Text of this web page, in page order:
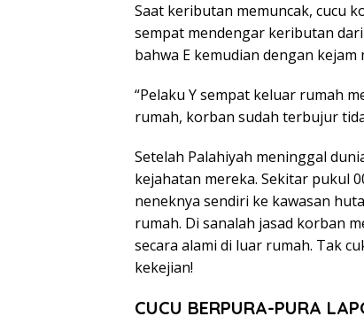
Saat keributan memuncak, cucu
sempat mendengar keributan
bahwa E kemudian dengan
“Pelaku Y sempat keluar rumah
rumah, korban sudah terbujur
Setelah Palahiyah meninggal
kejahatan mereka. Sekitar pukul
neneknya sendiri ke kawasan
rumah. Di sanalah jasad korban
secara alami di luar rumah. Tak
kekejian!
CUCU BERPURA-PURA